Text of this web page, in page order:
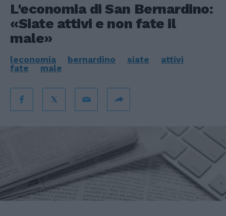
L'economia di San Bernardino:
«Siate attivi e non fate il
male»
leconomia bernardino siate
attivi
fate
male